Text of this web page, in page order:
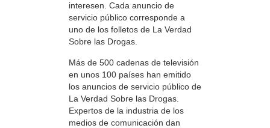
interesen. Cada anuncio de
servicio público corresponde a
uno de los folletos de La Verdad
Sobre las Drogas.
Más de 500 cadenas de televisión
en unos 100 países han emitido
los anuncios de servicio público de
La Verdad Sobre las Drogas.
Expertos de la industria de los
medios de comunicación dan